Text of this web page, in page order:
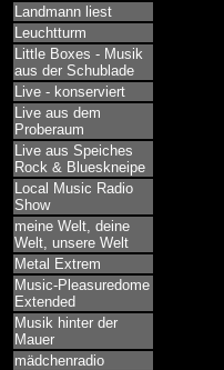
Landmann liest
Leuchtturm
Little Boxes - Musik
aus der Schublade
Live - konserviert
Live aus dem
Proberaum
Live aus Speiches
Rock & Blueskneipe
Local Music Radio
Show
meine Welt, deine
Welt, unsere Welt
Metal Extrem
Music-Pleasuredome
Extended
Musik hinter der
Mauer
mädchenradio